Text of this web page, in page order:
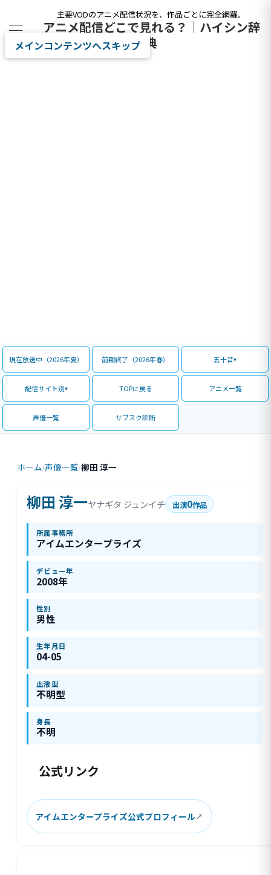
主要VODのアニメ配信状況を、作品ごとに完全網羅。
アニメ配信どこで見れる？｜ハイシン辞
典
メインコンテンツへスキップ
現在放送中（2026年夏） 前期終了（2026年春） 五十音
配信サイト別 TOPに戻る アニメ一覧
声優一覧 サブスク診断
ホーム›声優一覧›柳田 淳一
柳田 淳一ヤナギタ ジュンイチ 出演0作品
所属事務所
アイムエンタープライズ
デビュー年
2008年
性別
男性
生年月日
04-05
血液型
不明型
身長
不明
公式リンク
アイムエンタープライズ公式プロフィール